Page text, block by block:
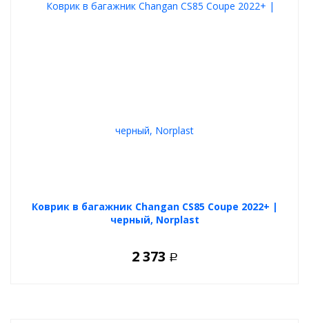
Коврик в багажник Changan CS85 Coupe 2022+ |
черный, Norplast
2 373 Р